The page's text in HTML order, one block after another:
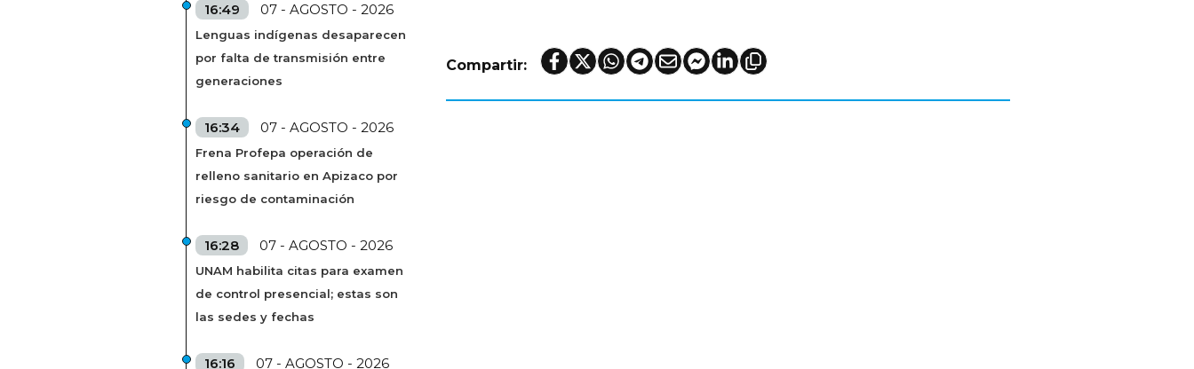
16:49 07 - AGOSTO - 2026
Lenguas indígenas desaparecen
por falta de transmisión entre
generaciones
16:34 07 - AGOSTO - 2026
Frena Profepa operación de
relleno sanitario en Apizaco por
riesgo de contaminación
16:28 07 - AGOSTO - 2026
UNAM habilita citas para examen
de control presencial; estas son
las sedes y fechas
16:16 07 - AGOSTO - 2026
Compartir: